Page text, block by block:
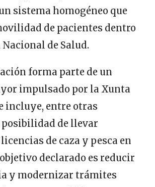
sistema homogéneo que
de pacientes dentro
de Salud.
forma parte de un
impulsado por la Xunta
incluye, entre otras
posibilidad de llevar
de caza y pesca en
declarado es reducir
y modernizar trámites